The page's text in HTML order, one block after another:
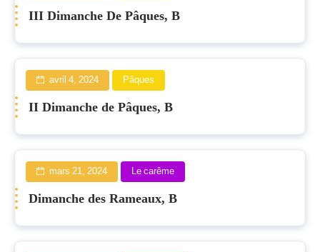
III Dimanche De Pâques, B
avril 4, 2024 Pâques
II Dimanche de Pâques, B
mars 21, 2024 Le carême
Dimanche des Rameaux, B